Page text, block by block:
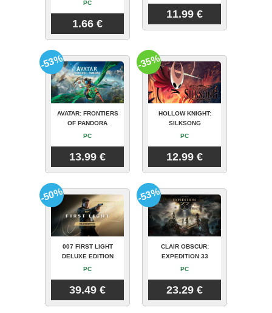
PC
1.66 €
11.99 €
AVATAR: FRONTIERS
OF PANDORA
PC
13.99 €
-53%
HOLLOW KNIGHT:
SILKSONG
PC
12.99 €
-35%
007 FIRST LIGHT
DELUXE EDITION
PC
39.49 €
-50%
CLAIR OBSCUR:
EXPEDITION 33
PC
23.29 €
-53%